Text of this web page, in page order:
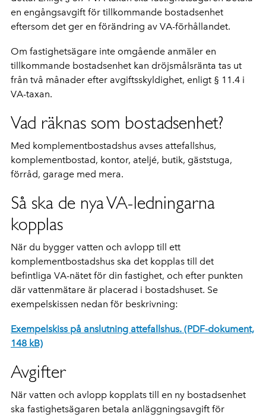
en engångsavgift för tillkommande bostadsenhet
eftersom det ger en förändring av VA-förhållandet.
Om fastighetsägare inte omgående anmäler en
tillkommande bostadsenhet kan dröjsmålsränta tas ut
från två månader efter avgiftsskyldighet, enligt § 11.4 i
VA-taxan.
Vad räknas som bostadsenhet?
Med komplementbostadshus avses attefallshus,
komplementbostad, kontor, ateljé, butik, gäststuga,
förråd, garage med mera.
Så ska de nya VA-ledningarna
kopplas
När du bygger vatten och avlopp till ett
komplementbostadshus ska det kopplas till det
befintliga VA-nätet för din fastighet, och efter punkten
där vattenmätare är placerad i bostadshuset. Se
exempelskissen nedan för beskrivning:
Exempelskiss på anslutning attefallshus. (PDF-dokument,
148 kB)
Avgifter
När vatten och avlopp kopplats till en ny bostadsenhet
ska fastighetsägaren betala anläggningsavgift för